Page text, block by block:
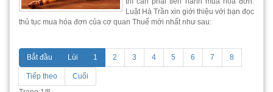
Luật Hà Trần xin giới thiệu với bạn đọc
thủ tục mua hóa đơn của cơ quan Thuế mới nhất như sau:
Bắt đầu Lùi 1 2 3 4 5 6 7 8
Tiếp theo
Cuối